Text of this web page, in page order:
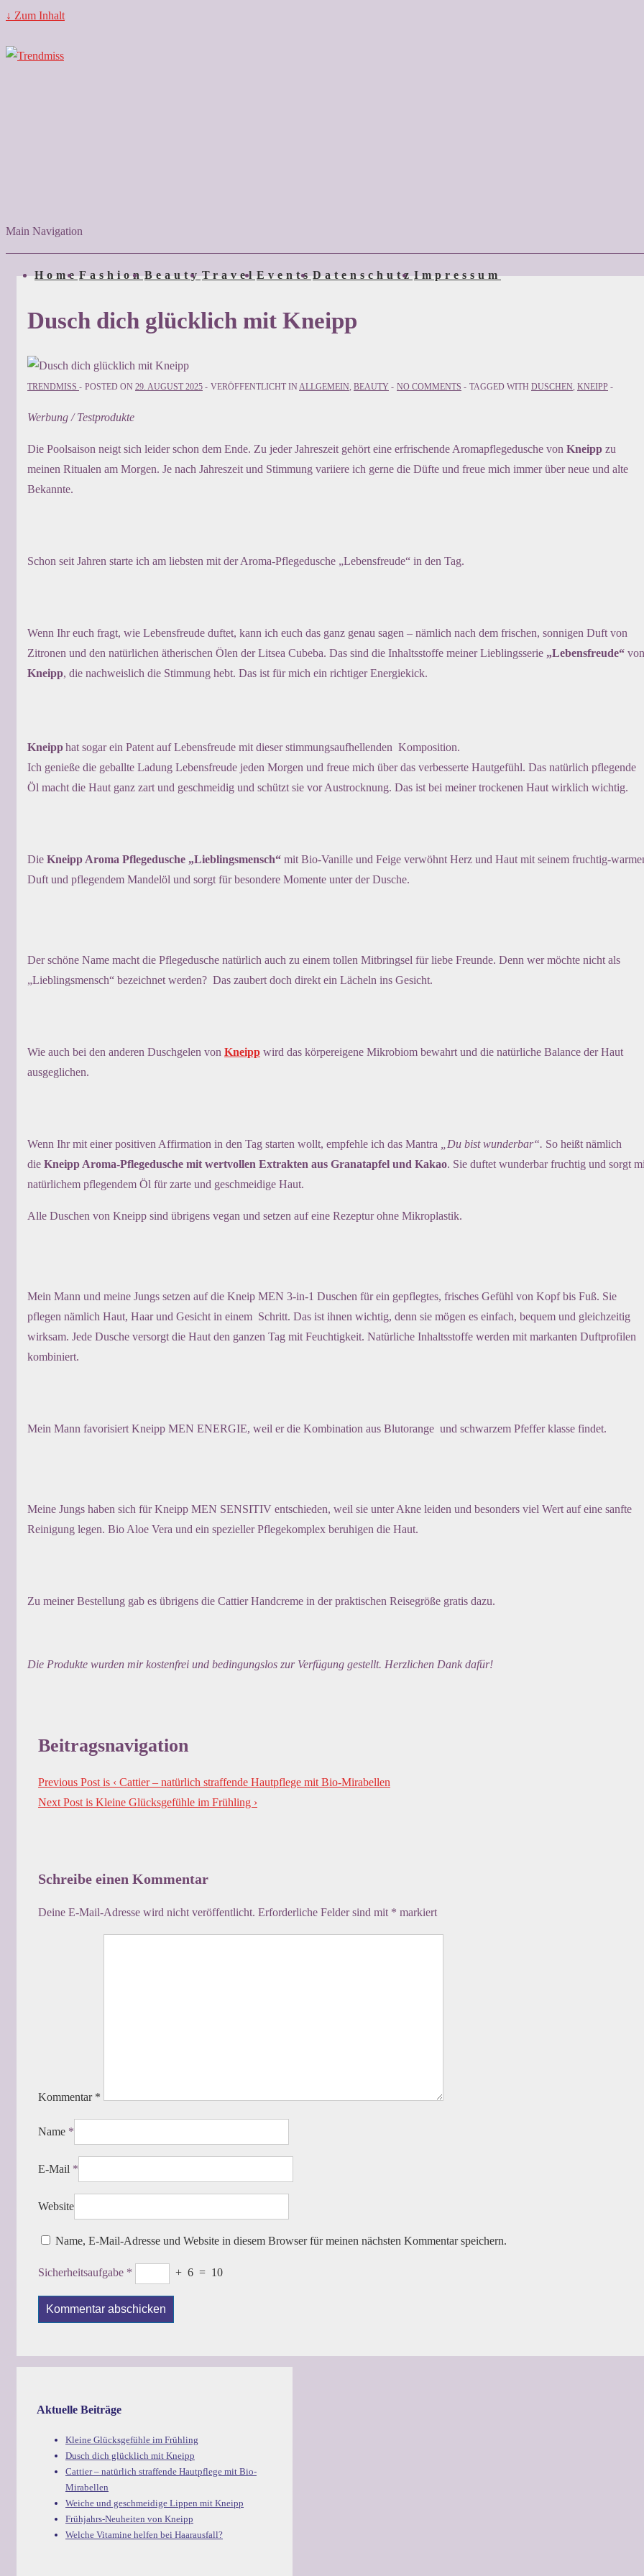
↓ Zum Inhalt
Main Navigation
HomeFashionBeautyTravelEventsDatenschutzImpressum
Dusch dich glücklich mit Kneipp
TRENDMISS POSTED ON 29. AUGUST 2025 VERÖFFENTLICHT IN ALLGEMEIN BEAUTY NO COMMENTS TAGGED WITH DUSCHEN KNEIPP
Werbung / Testprodukte
Die Poolsaison neigt sich leider schon dem Ende. Zu jeder Jahreszeit gehört eine erfrischende Aromapflegedusche von Kneipp zu
meinen Ritualen am Morgen. Je nach Jahreszeit und Stimmung variiere ich gerne die Düfte und freue mich immer über neue und alte
Bekannte.
Schon seit Jahren starte ich am liebsten mit der Aroma-Pflegedusche „Lebensfreude“ in den Tag.
Wenn Ihr euch fragt, wie Lebensfreude duftet, kann ich euch das ganz genau sagen – nämlich nach dem frischen, sonnigen Duft von
Zitronen und den natürlichen ätherischen Ölen der Litsea Cubeba. Das sind die Inhaltsstoffe meiner Lieblingsserie „Lebensfreude“ von
Kneipp, die nachweislich die Stimmung hebt. Das ist für mich ein richtiger Energiekick.
Kneipphat sogar ein Patent auf Lebensfreude mit dieser stimmungsaufhellenden Komposition.
Ich genieße die geballte Ladung Lebensfreude jeden Morgen und freue mich über das verbesserte Hautgefühl. Das natürlich pflegende
Öl macht die Haut ganz zart und geschmeidig und schützt sie vor Austrocknung. Das ist bei meiner trockenen Haut wirklich wichtig.
Die Kneipp Aroma Pflegedusche „Lieblingsmensch“ mit Bio-Vanille und Feige verwöhnt Herz und Haut mit seinem fruchtig-
Duft und pflegendem Mandelöl und sorgt für besondere Momente unter der Dusche.
Der schöne Name macht die Pflegedusche natürlich auch zu einem tollen Mitbringsel für liebe Freunde. Denn wer möchte nicht als
„Lieblingsmensch“ bezeichnet werden? Das zaubert doch direkt ein Lächeln ins Gesicht.
Wie auch bei den anderen Duschgelen von Kneipp wird das körpereigene Mikrobiom bewahrt und die natürliche Balance der Haut
ausgeglichen.
Wenn Ihr mit einer positiven Affirmation in den Tag starten wollt, empfehle ich das Mantra „Du bist wunderbar“. So heißt nämlich
die Kneipp Aroma-Pflegedusche mit wertvollen Extrakten aus Granatapfel und Kakao. Sie duftet wunderbar fruchtig und sorgt
natürlichem pflegendem Öl für zarte und geschmeidige Haut.
Alle Duschen von Kneipp sind übrigens vegan und setzen auf eine Rezeptur ohne Mikroplastik.
Mein Mann und meine Jungs setzen auf die Kneip MEN 3-in-1 Duschen für ein gepflegtes, frisches Gefühl von Kopf bis Fuß. Sie
pflegen nämlich Haut, Haar und Gesicht in einem Schritt. Das ist ihnen wichtig, denn sie mögen es einfach, bequem und gleichzeitig
wirksam. Jede Dusche versorgt die Haut den ganzen Tag mit Feuchtigkeit. Natürliche Inhaltsstoffe werden mit markanten Duftprofilen
kombiniert.
Mein Mann favorisiert Kneipp MEN ENERGIE, weil er die Kombination aus Blutorange und schwarzem Pfeffer klasse findet.
Meine Jungs haben sich für Kneipp MEN SENSITIV entschieden, weil sie unter Akne leiden und besonders viel Wert auf eine sanfte
Reinigung legen. Bio Aloe Vera und ein spezieller Pflegekomplex beruhigen die Haut.
Zu meiner Bestellung gab es übrigens die Cattier Handcreme in der praktischen Reisegröße gratis dazu.
Die Produkte wurden mir kostenfrei und bedingungslos zur Verfügung gestellt. Herzlichen Dank dafür!
Beitragsnavigation
Previous Post is ‹ Cattier – natürlich straffende Hautpflege mit Bio-Mirabellen
Next Post is Kleine Glücksgefühle im Frühling ›
Schreibe einen Kommentar
Deine E-Mail-Adresse wird nicht veröffentlicht. Erforderliche Felder sind mit * markiert
Kommentar *
Name *
E-Mail *
Website
Name, E-Mail-Adresse und Website in diesem Browser für meinen nächsten Kommentar speichern.
Sicherheitsaufgabe * + 6 = 10
Aktuelle Beiträge
Kleine Glücksgefühle im Frühling
Dusch dich glücklich mit Kneipp
Cattier – natürlich straffende Hautpflege mit Bio-
Mirabellen
Weiche und geschmeidige Lippen mit Kneipp
Frühjahrs-Neuheiten von Kneipp
Welche Vitamine helfen bei Haarausfall?